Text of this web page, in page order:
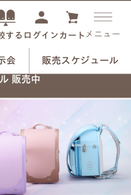
する ログイン カート メニュー
販売スケジュール
会
販売中